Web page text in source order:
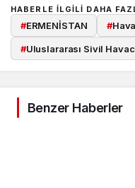
HABERLE ILGILI DAHA
#ERMENİSTAN #
#Uluslararası Sivil
Benzer Haberler